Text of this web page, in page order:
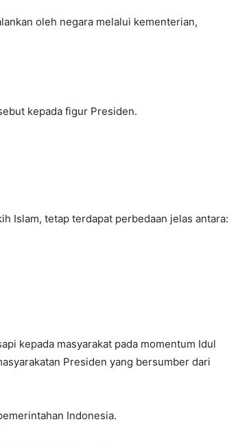
oleh negara melalui kementerian,
kepada figur Presiden.
Islam, tetap terdapat perbedaan jelas antara:
kepada masyarakat pada momentum Idul
Presiden yang bersumber dari
Indonesia.